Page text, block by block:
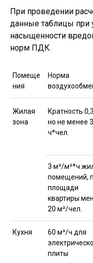
При проведении
данные таблицы при
насыщенности
норм ПДК.
Помеще
ния
Норма
Жилая
зона
Кратность
но не менее
ч*чел.
3 м³/м²*ч
помещений,
площади
квартиры
20 м²/чел.
Кухня
60 м³/ч для
плиты